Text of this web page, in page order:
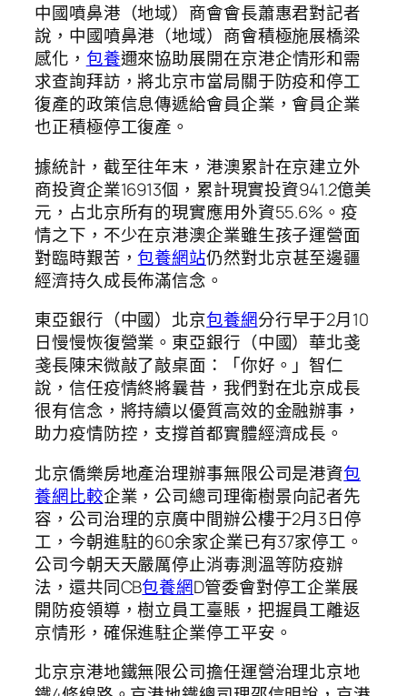
中國噴鼻港（地域）商會會長蕭惠君對記者
說，中國噴鼻港（地域）商會積極施展橋梁
感化， 包養邇來協助展開在京港企情形和需
求查詢拜訪，將北京市當局關于防疫和停工
復產的政策信息傳遞給會員企業，會員企業
也正積極停工復產。
據統計，截至往年末，港澳累計在京建立外
商投資企業16913個，累計現實投資941.2億美
元，占北京所有的現實應用外資55.6%。疫
情之下，不少在京港澳企業雖生孩子運營面
對臨時艱苦，包養網站仍然對北京甚至邊疆
經濟持久成長佈滿信念。
東亞銀行（中國）北京包養網分行早于2月10
日慢慢恢復營業。東亞銀行（中國）華北戔
戔長陳宋微敲了敲桌面：「你好。」智仁
說，信任疫情終將曩昔，我們對在北京成長
很有信念，將持續以優質高效的金融辦事，
助力疫情防控，支撐首都實體經濟成長。
北京僑樂房地產治理辦事無限公司是港資包
養網比較企業，公司總司理衛樹景向記者先
容，公司治理的京廣中間辦公樓于2月3日停
工，今朝進駐的60余家企業已有37家停工。
公司今朝天天嚴厲停止消毒測溫等防疫辦
法，還共同CB包養網D管委會對停工企業展
開防疫領導，樹立員工臺賬，把握員工離返
京情形，確保進駐企業停工平安。
北京京港地鐵無限公司擔任運營治理北京地